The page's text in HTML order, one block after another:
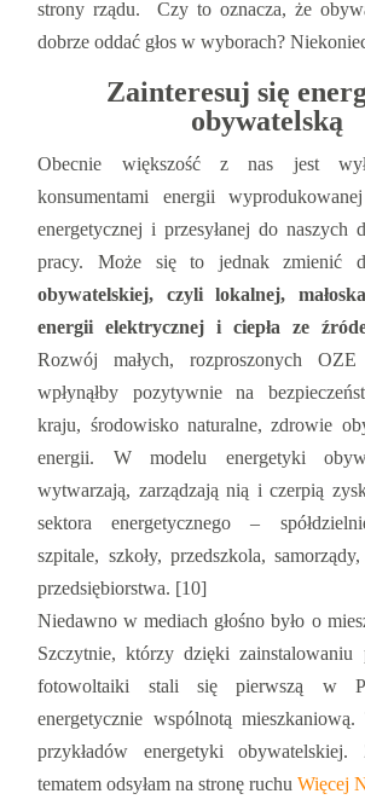
strony rządu. Czy to oznacza, że
dobrze oddać głos w wyborach?
Zainteresuj się
obywatelską
Obecnie większość z nas jest
konsumentami energii
energetycznej i przesyłanej do naszych
pracy. Może się to jednak zmienić
obywatelskiej, czyli lokalnej,
energii elektrycznej i ciepła ze
Rozwój małych, rozproszonych
wpłynąłby pozytywnie na
kraju, środowisko naturalne, zdrowie
energii. W modelu energetyki
wytwarzają, zarządzają nią i czerpią
sektora energetycznego ‒
szpitale, szkoły, przedszkola,
przedsiębiorstwa. [10]
Niedawno w mediach głośno było o
Szczytnie, którzy dzięki zainstalowaniu
fotowoltaiki stali się pierwszą w
energetycznie wspólnotą
przykładów energetyki obywatelskiej.
tematem odsyłam na stronę ruchuWięcej